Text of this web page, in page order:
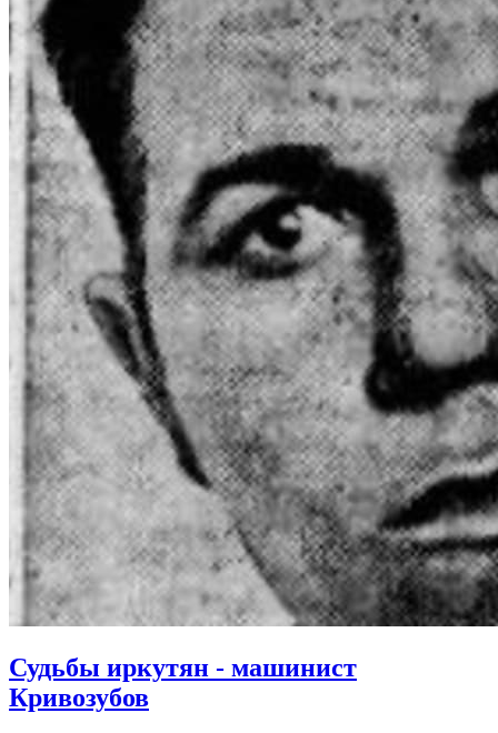
Судьбы иркутян - машинист
Кривозубов